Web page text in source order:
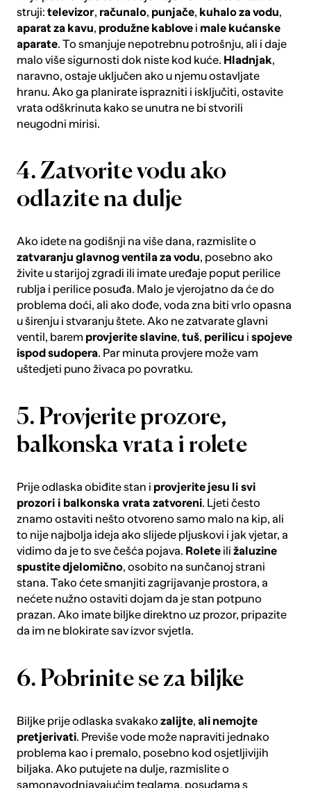
struji: televizor, računalo, punjače, kuhalozavodu,
aparat za kavu, produžne kablovei male kućanske
aparate. To smanjuje nepotrebnu potrošnju, ali i daje
malo više sigurnosti dok niste kod kuće. Hladnjak,
naravno, ostaje uključen ako u njemu ostavljate
hranu. Ako ga planirate isprazniti i isključiti, ostavite
vrata odškrinuta kako se unutra ne bi stvorili
neugodni mirisi.
4. Zatvorite vodu ako
odlazite na dulje
Ako idete na godišnji na više dana, razmislite o
zatvaranju glavnogventilazavodu, posebno ako
živite u starijoj zgradi ili imate uređaje poput perilice
rublja i perilice posuđa. Malo je vjerojatno da će do
problema doći, ali ako dođe, voda zna biti vrlo opasna
u širenju i stvaranju štete. Ako ne zatvarate glavni
ventil, barem provjeriteslavine, tuš, perilicu i spojeve
ispod sudopera. Par minuta provjere može vam
uštedjeti puno živaca po povratku.
5. Provjerite prozore,
balkonska vrata i rolete
Prije odlaska obiđite stan i provjerite jesu li svi
prozori i balkonska vrata zatvoreni. Ljeti često
znamo ostaviti nešto otvoreno samo malo na kip, ali
to nije najbolja ideja ako slijede pljuskovi i jak vjetar, a
vidimo da je to sve češća pojava. Roleteili žaluzine
spustitedjelomično, osobito na sunčanoj strani
stana. Tako ćete smanjiti zagrijavanje prostora, a
nećete nužno ostaviti dojam da je stan potpuno
prazan. Ako imate biljke direktno uz prozor, pripazite
da im ne blokirate sav izvor svjetla.
6. Pobrinite se za biljke
Biljke prije odlaska svakako zalijte, ali nemojte
pretjerivati. Previše vode može napraviti jednako
problema kao i premalo, posebno kod osjetljivijih
biljaka. Ako putujete na dulje, razmislite o
samonavodnjavajućim teglama, posudama s